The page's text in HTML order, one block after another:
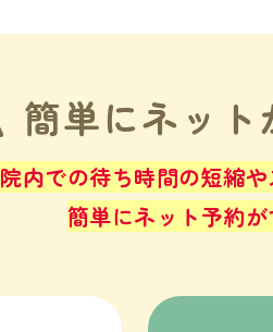
簡単にネット
院内での待ち時間の短縮
簡単にネット予約